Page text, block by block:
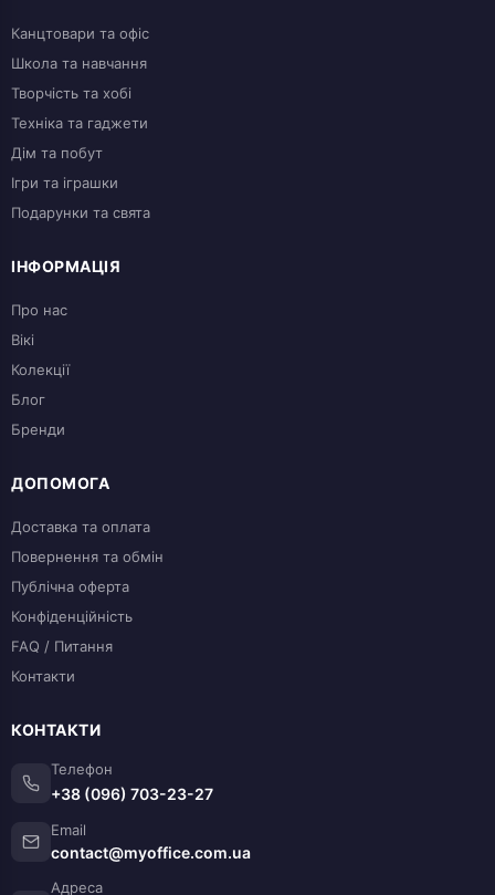
років 5+ без проблем.
Канцтовари та офіс
Школа та навчання
Творчість та хобі
Техніка та гаджети
Дім та побут
Ігри та іграшки
Подарунки та свята
ІНФОРМАЦІЯ
Про нас
Вікі
Колекції
Блог
Бренди
ДОПОМОГА
Доставка та оплата
Повернення та обмін
Публічна оферта
Конфіденційність
FAQ / Питання
Контакти
КОНТАКТИ
Телефон
+38 (096) 703-23-27
Email
contact@myoffice.com.ua
Адреса